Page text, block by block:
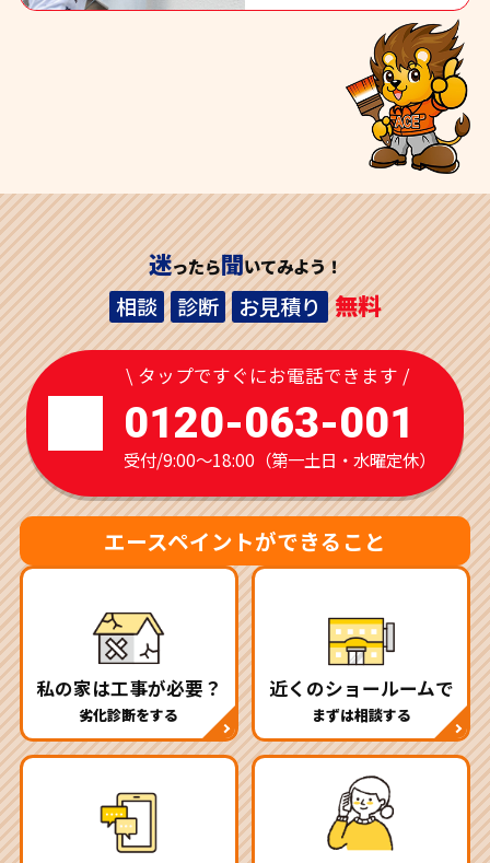
迷ったら聞いてみよう！
相談 診断 お見積り 無料
\ タップですぐにお電話できます /
0120-063-001
受付/9:00～18:00（第一土日・水曜定休）
エースペイントができること
私の家は工事が必要？
劣化診断をする
近くのショールームで
まずは相談する